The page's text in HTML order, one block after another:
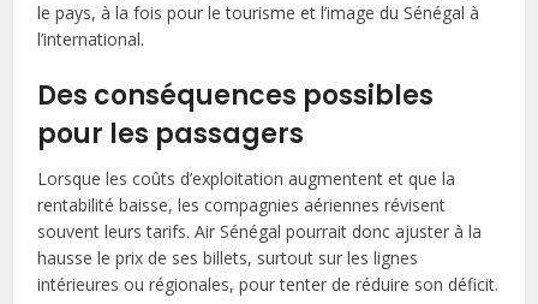
le pays, à la fois pour le tourisme et l’image du Sénégal à
l’international.
Des conséquences possibles
pour les passagers
Lorsque les coûts d’exploitation augmentent et que la
rentabilité baisse, les compagnies aériennes révisent
souvent leurs tarifs. Air Sénégal pourrait donc ajuster à la
hausse le prix de ses billets, surtout sur les lignes
intérieures ou régionales, pour tenter de réduire son déficit.